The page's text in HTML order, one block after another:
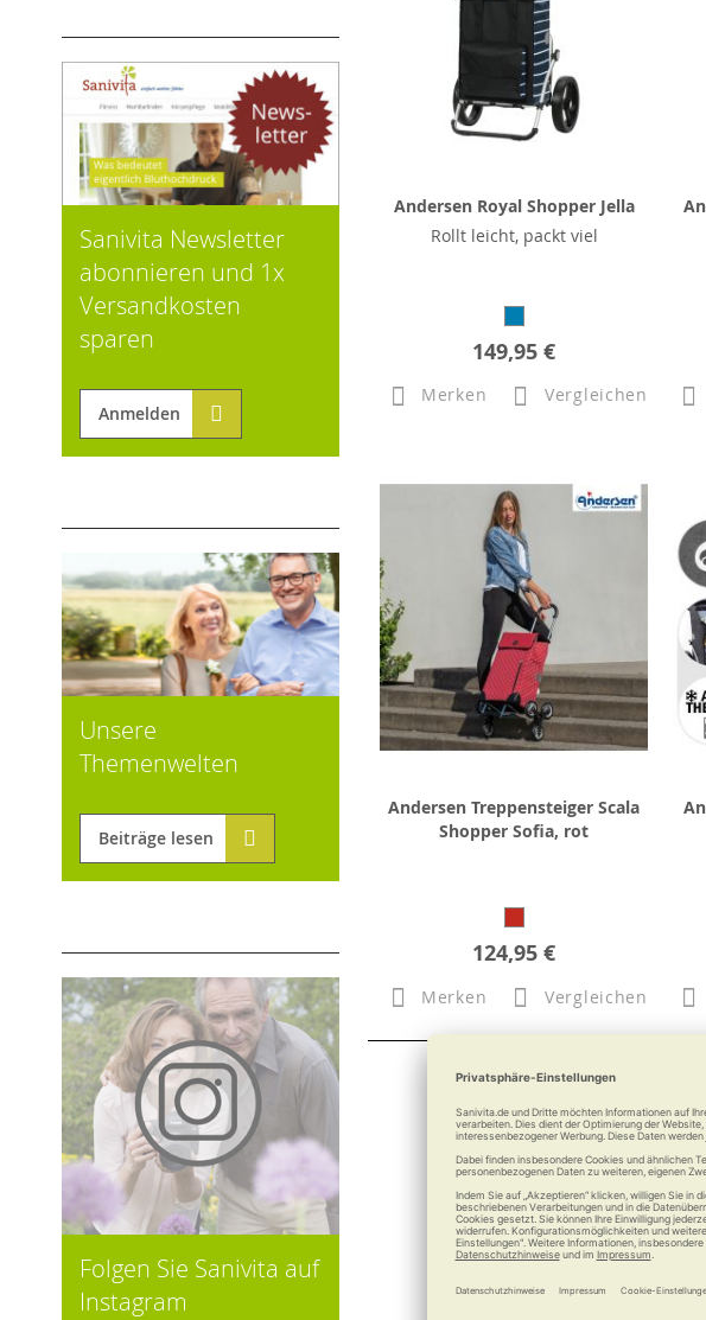
Andersen Royal Shopper Jella
Rollt leicht, packt viel
149,95 €
Merken Vergleichen
Andersen Treppensteiger Scala
Shopper Sofia, rot
124,95 €
Merken Vergleichen
Sanivita Newsletter
abonnieren und 1x
Versandkosten
sparen
Anmelden
Unsere
Themenwelten
Beiträge lesen
Folgen Sie Sanivita auf
Instagram